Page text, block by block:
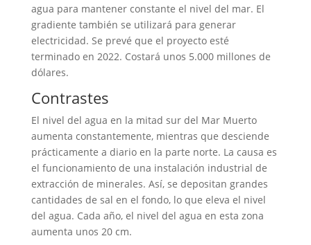
agua para mantener constante el nivel del mar. El
gradiente también se utilizará para generar
electricidad. Se prevé que el proyecto esté
terminado en 2022. Costará unos 5.000 millones de
dólares.
Contrastes
El nivel del agua en la mitad sur del Mar Muerto
aumenta constantemente, mientras que desciende
prácticamente a diario en la parte norte. La causa es
el funcionamiento de una instalación industrial de
extracción de minerales. Así, se depositan grandes
cantidades de sal en el fondo, lo que eleva el nivel
del agua. Cada año, el nivel del agua en esta zona
aumenta unos 20 cm.